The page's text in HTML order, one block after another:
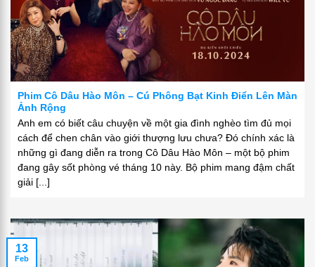
Phim Cô Dâu Hào Môn – Cú Phông Bạt Kinh Điển Lên Màn
Ảnh Rộng
Anh em có biết câu chuyện về một gia đình nghèo tìm đủ mọi
cách để chen chân vào giới thượng lưu chưa? Đó chính xác là
những gì đang diễn ra trong Cô Dâu Hào Môn – một bộ phim
đang gây sốt phòng vé tháng 10 này. Bộ phim mang đậm chất
giải [...]
13
Feb